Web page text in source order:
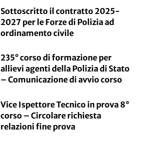
Sottoscritto il contratto 2025-
2027 per le Forze di Polizia ad
ordinamento civile
235° corso di formazione per
allievi agenti della Polizia di Stato
– Comunicazione di avvio corso
Vice Ispettore Tecnico in prova 8°
corso – Circolare richiesta
relazioni fine prova